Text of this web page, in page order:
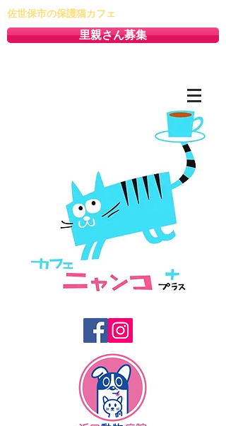
佐世保市の保護猫カフェ
里親さん募集